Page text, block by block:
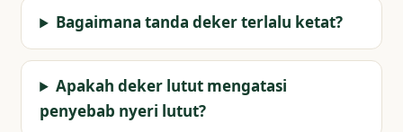
Bagaimana tanda deker terlalu ketat?
Apakah deker lutut mengatasi
penyebab nyeri lutut?